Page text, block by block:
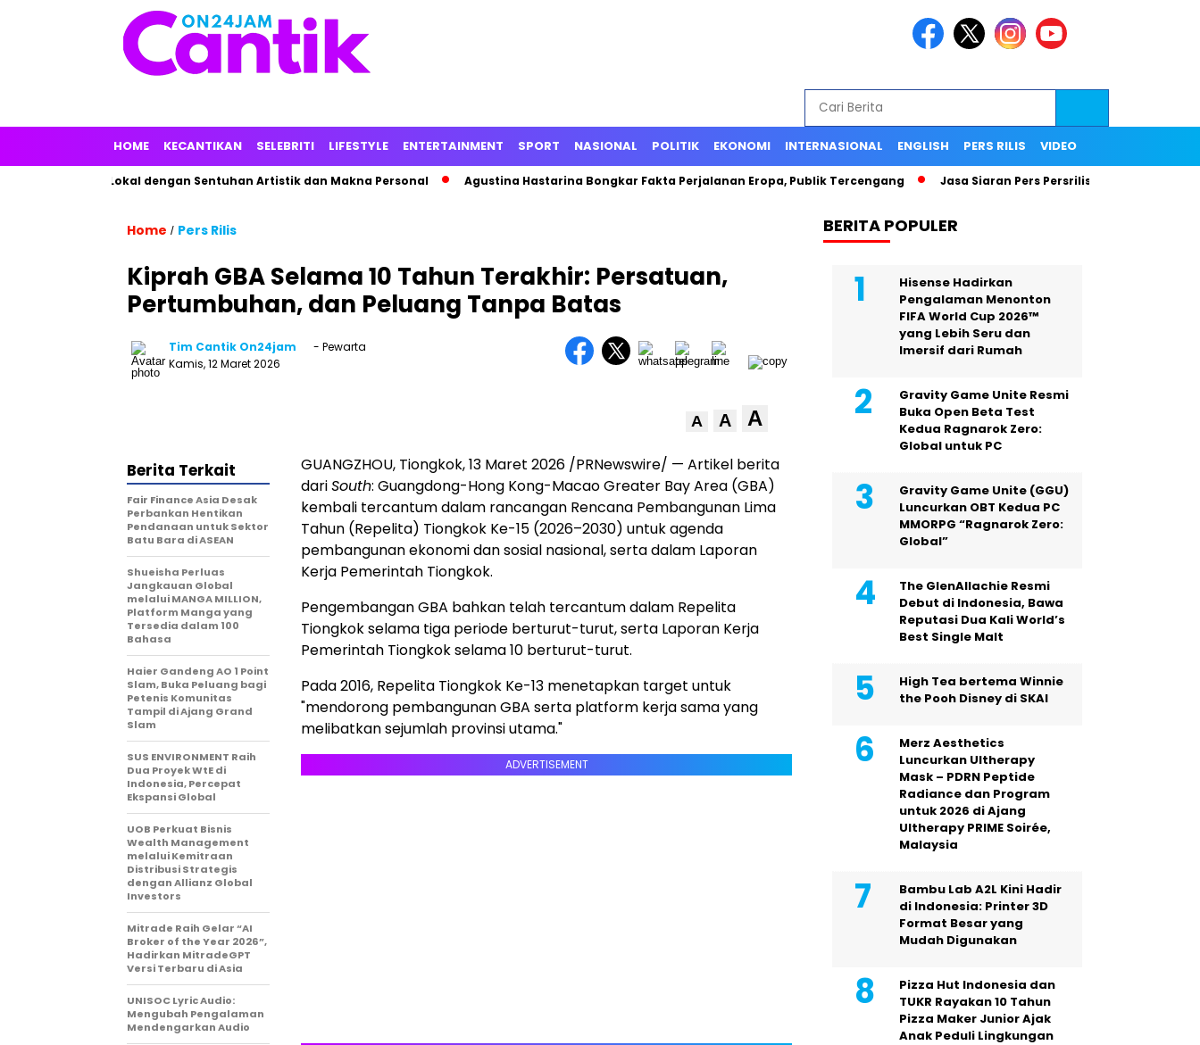
HOME KECANTIKAN SELEBRITI LIFESTYLE ENTERTAINMENT SPORT NASIONAL POLITIK EKONOMI INTERNASIONAL ENGLISH PERS RILIS VIDEO
Parfum Lokal dengan Sentuhan Artistik dan Makna Personal Agustina Hastarina Bongkar Fakta Perjalanan Eropa, Publik Tercengang Jasa Siaran Pers Persriliscom Melayani
Home / Pers Rilis
Kiprah GBA Selama 10 Tahun Terakhir: Persatuan,
Pertumbuhan, dan Peluang Tanpa Batas
Tim Cantik On24jam
- Pewarta
Kamis, 12 Maret 2026
A A A
GUANGZHOU, Tiongkok,13 Maret 2026 /PRNewswire/ — Artikel berita
dariSouth: Guangdong-Hong Kong-Macao Greater Bay Area (GBA)
kembali tercantum dalam rancangan Rencana Pembangunan Lima
Tahun (Repelita) Tiongkok Ke-15 (2026–2030) untuk agenda
pembangunan ekonomi dan sosial nasional, serta dalam Laporan
Kerja Pemerintah Tiongkok.
Pengembangan GBA bahkan telah tercantum dalam Repelita
Tiongkok selama tiga periode berturut-turut, serta Laporan Kerja
Pemerintah Tiongkok selama 10 berturut-turut.
Pada 2016, Repelita Tiongkok Ke-13 menetapkan target untuk
"mendorong pembangunan GBA serta platform kerja sama yang
melibatkan sejumlah provinsi utama."
ADVERTISEMENT
Berita Terkait
Fair Finance Asia Desak
Perbankan Hentikan
Pendanaan untuk Sektor
Batu Bara di ASEAN
Shueisha Perluas
Jangkauan Global
melalui MANGA MILLION,
Platform Manga yang
Tersedia dalam 100
Bahasa
Haier Gandeng AO 1 Point
Slam, Buka Peluang bagi
Petenis Komunitas
Tampil di Ajang Grand
Slam
SUS ENVIRONMENT Raih
Dua Proyek WtE di
Indonesia, Percepat
Ekspansi Global
UOB Perkuat Bisnis
Wealth Management
melalui Kemitraan
Distribusi Strategis
dengan Allianz Global
Investors
Mitrade Raih Gelar “AI
Broker of the Year 2026”,
Hadirkan MitradeGPT
Versi Terbaru di Asia
UNISOC Lyric Audio:
Mengubah Pengalaman
Mendengarkan Audio
BERITA POPULER
Hisense Hadirkan
Pengalaman Menonton
FIFA World Cup 2026™
yang Lebih Seru dan
Imersif dari Rumah
Gravity Game Unite Resmi
Buka Open Beta Test
Kedua Ragnarok Zero:
Global untuk PC
Gravity Game Unite (GGU)
Luncurkan OBT Kedua PC
MMORPG “Ragnarok Zero:
Global”
The GlenAllachie Resmi
Debut di Indonesia, Bawa
Reputasi Dua Kali World’s
Best Single Malt
High Tea bertema Winnie
the Pooh Disney di SKAI
Merz Aesthetics
Luncurkan Ultherapy
Mask – PDRN Peptide
Radiance dan Program
untuk 2026 di Ajang
Ultherapy PRIME Soirée,
Malaysia
Bambu Lab A2L Kini Hadir
di Indonesia: Printer 3D
Format Besar yang
Mudah Digunakan
Pizza Hut Indonesia dan
TUKR Rayakan 10 Tahun
Pizza Maker Junior Ajak
Anak Peduli Lingkungan